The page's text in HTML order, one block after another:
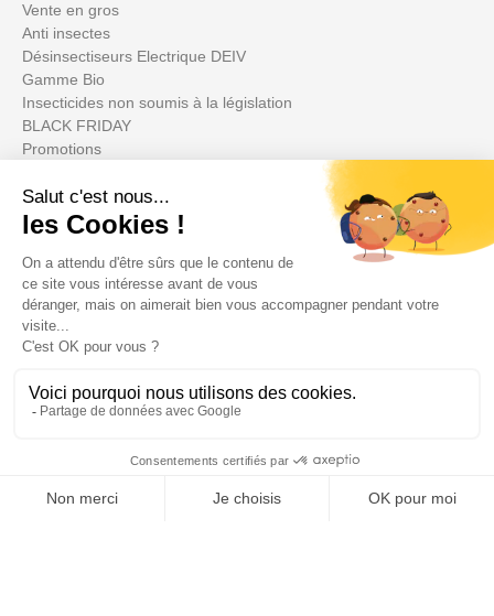
Vente en gros
Anti insectes
Désinsectiseurs Electrique DEIV
Gamme Bio
Insecticides non soumis à la législation
BLACK FRIDAY
Promotions
Su cuenta
Informations
